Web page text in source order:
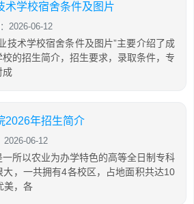
术学校宿舍条件及图片
2026-06-12
技术学校宿舍条件及图片”主要介绍了成
的招生简介，招生要求，录取条件，专
成
2026年招生简介
2026-06-12
所以农业为办学特色的高等全日制专科
，一共拥有4各校区，占地面积共达10
美，各